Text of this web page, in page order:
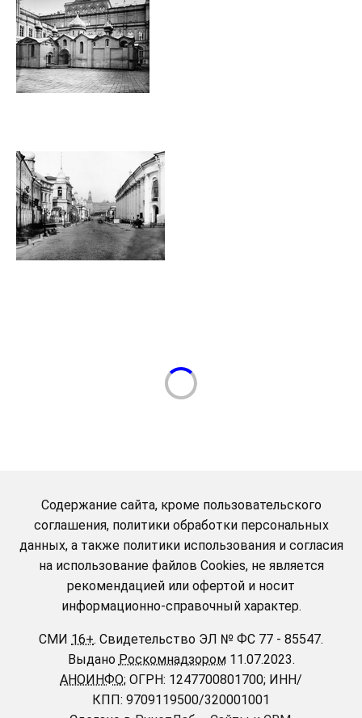
Содержание сайта, кроме пользовательского
соглашения, политики обработки персональных
данных, а также политики использования и согласия
на использование файлов Cookies, не является
рекомендацией или офертой и носит
информационно-справочный характер.
СМИ 16+. Свидетельство ЭЛ № ФС 77 - 85547.
Выдано Роскомнадзором11.07.2023.
АНОИНФО; ОГРН: 1247700801700; ИНН/
КПП: 9709119500/320001001